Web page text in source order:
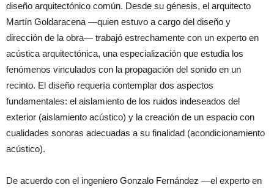
diseño arquitectónico común. Desde su génesis, el arquitecto
Martín Goldaracena —quien estuvo a cargo del diseño y
dirección de la obra— trabajó estrechamente con un experto en
acústica arquitectónica, una especialización que estudia los
fenómenos vinculados con la propagación del sonido en un
recinto. El diseño requería contemplar dos aspectos
fundamentales: el aislamiento de los ruidos indeseados del
exterior (aislamiento acústico) y la creación de un espacio con
cualidades sonoras adecuadas a su finalidad (acondicionamiento
acústico).
De acuerdo con el ingeniero Gonzalo Fernández —el experto en